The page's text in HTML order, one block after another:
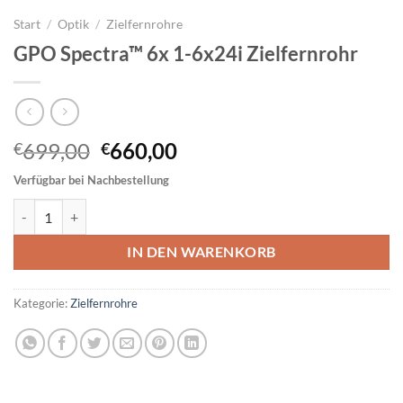
Start / Optik / Zielfernrohre
GPO Spectra™ 6x 1-6x24i Zielfernrohr
€699,00 Ursprünglicher
Preis
war:
€660,00Aktueller
Verfügbar bei Nachbestellung
IN DEN WARENKORB
Kategorie:Zielfernrohre